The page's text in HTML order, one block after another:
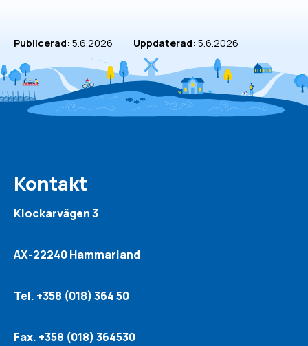
Publicerad: 5.6.2026 Uppdaterad: 5.6.2026
Kontakt
Klockarvägen 3
AX-22240 Hammarland
Tel. +358 (018) 364 50
Fax. +358 (018) 364530